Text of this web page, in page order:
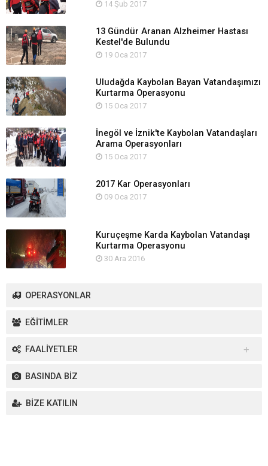
14 Şub 2017
13 Gündür Aranan Alzheimer Hastası
Kestel'de Bulundu
19 Oca 2017
Uludağda Kaybolan Bayan Vatandaşımızı
Kurtarma Operasyonu
15 Oca 2017
İnegöl ve İznik'te Kaybolan Vatandaşları
Arama Operasyonları
15 Oca 2017
2017 Kar Operasyonları
09 Oca 2017
Kuruçeşme Karda Kaybolan Vatandaşı
Kurtarma Operasyonu
30 Ara 2016
OPERASYONLAR
EĞİTİMLER
FAALİYETLER
Yurt İçi Faaliyetler
Yurt Dışı Faaliyetler
BASINDA BİZ
BİZE KATILIN